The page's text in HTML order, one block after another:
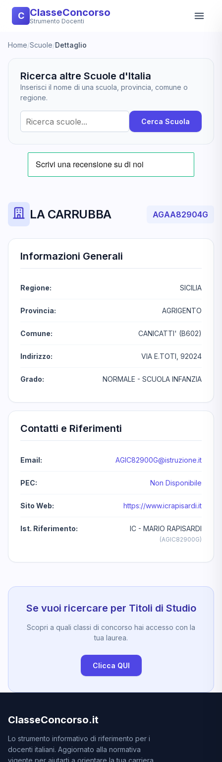
C ClasseConcorso
Strumento Docenti
Home/Scuole/Dettaglio
Ricerca altre Scuole d'Italia
Inserisci il nome di una scuola, provincia, comune o
regione.
Cerca Scuola
LA CARRUBBA AGAA82904G
Informazioni Generali
Regione: SICILIA
Provincia: AGRIGENTO
Comune: CANICATTI' (B602)
Indirizzo: VIA E.TOTI, 92024
Grado: NORMALE - SCUOLA INFANZIA
Contatti e Riferimenti
Email: AGIC82900G@istruzione.it
PEC: Non Disponibile
Sito Web: https://www.icrapisardi.it
Ist. Riferimento: IC - MARIO RAPISARDI
(AGIC82900G)
Se vuoi ricercare per Titoli di Studio
Scopri a quali classi di concorso hai accesso con la
tua laurea.
Clicca QUI
ClasseConcorso.it
Lo strumento informativo di riferimento per i
docenti italiani. Aggiornato alla normativa
vigente per aiutarti a orientare la tua carriera